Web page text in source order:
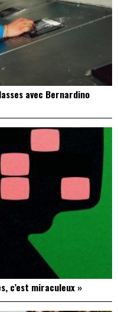
avec Bernardino
c’est miraculeux »